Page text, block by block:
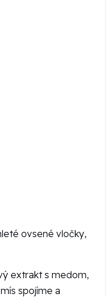
ovsené vločky,
extrakt s medom,
spojíme a